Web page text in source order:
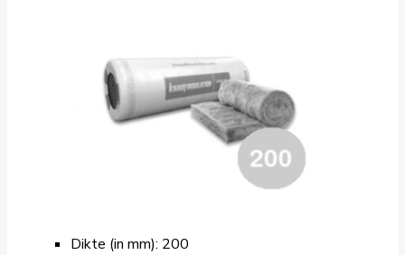
Dikte (in mm): 200